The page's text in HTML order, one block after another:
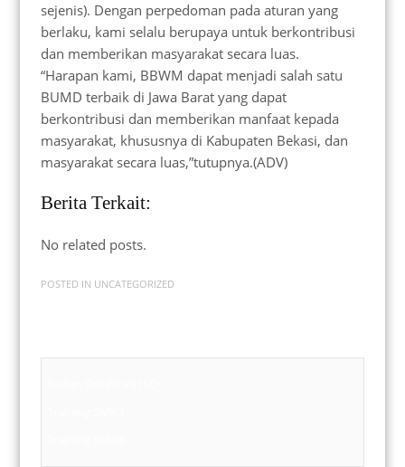
sejenis). Dengan perpedoman pada aturan yang
berlaku, kami selalu berupaya untuk berkontribusi
dan memberikan masyarakat secara luas.
“Harapan kami, BBWM dapat menjadi salah satu
BUMD terbaik di Jawa Barat yang dapat
berkontribusi dan memberikan manfaat kepada
masyarakat, khususnya di Kabupaten Bekasi, dan
masyarakat secara luas,”tutupnya.(ADV)
Berita Terkait:
No related posts.
POSTED IN UNCATEGORIZED